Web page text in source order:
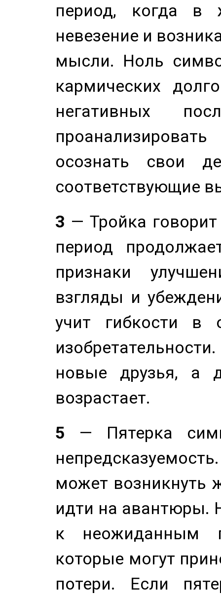
период, когда в
невезение и
мысли. Ноль
кармических
негативных
осознать свои
соответствующие
3 — Тройка
период
признаки
взгляды и
учит гибкости в
новые друзья, а
возрастает.
5 — Пятерка
может возникнуть
идти на авантюры.
к неожиданным
которые могут
потери. Если